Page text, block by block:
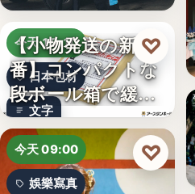
の男女兼…
今天 15:10
日本包材
文字
【小物発送の新定
番】コンパクトな
段ボール箱で緩衝
材の節約…
♡
今天 09:00
娛樂寫真
♡